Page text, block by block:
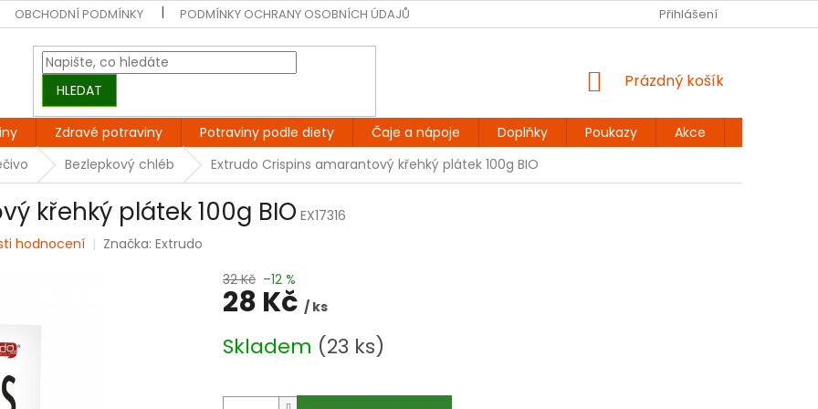
OBCHODNÍ PODMÍNKY PODMÍNKY OCHRANY OSOBNÍCH ÚDAJŮ KONTAKT DOPRAVA A PLATBA
Přihlášení
HLEDAT
NÁKUPNÍ
Prázdný košík
Zdravé potraviny Potraviny podle diety Čaje a nápoje Doplňky Poukazy Akce
Bezlepkový chléb Extrudo Crispins amarantový křehký plátek 100g BIO
křehký plátek 100g BIO EX17316
hodnocení Značka: Extrudo
32 Kč –12 %
28 Kč / ks
cena:
Skladem (23 ks)